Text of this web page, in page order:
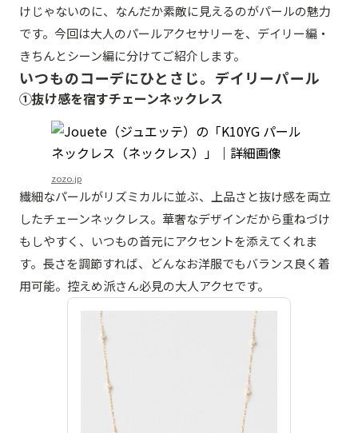
けじゃないのに、なんだか素敵に見えるのがパールの魅力
です。今回は大人のパールアクセサリーを、デイリー編・
きちんとシーン編に分けてご紹介します。
いつものコーデにひとさじ。デイリーパール
①抜け感を宿すチェーンネックレス
zozo.jp
繊細なパールがリズミカルに並ぶ、上品さと抜け感を両立
したチェーンネックレス。華奢なデザインだから重ねづけ
もしやすく、いつもの首元にアクセントを添えてくれま
す。長さを調節すれば、どんなお洋服でもバランス良く着
用可能。控えめ派さん必見の大人アクセです。